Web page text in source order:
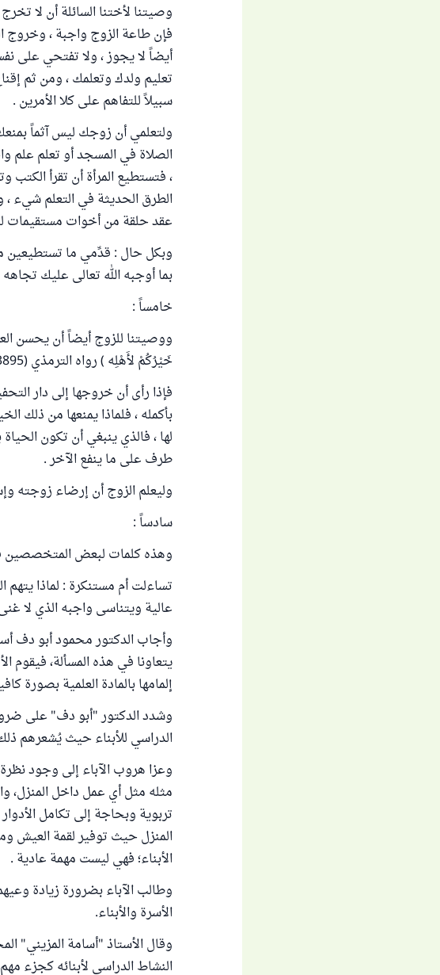
وصيتنا لأختنا السائلة أن لا
فإن طاعة الزوج واجبة ، وخروج
أيضاً لا يجوز ، ولا تفتحي على
تعليم ولدك وتعلمك ، ومن ثم
سبيلاً للتفاهم على كلا الأمرين .
ولتعلمي أن زوجك ليس آثماً
الصلاة في المسجد أو تعلم علم
، فتستطيع المرأة أن تقرأ الكتب
الطرق الحديثة في التعلم شيء ،
عقد حلقة من أخوات مستقيمات
وبكل حال : قدِّمي ما تستطيعين
بما أوجبه الله تعالى عليك
خامساً :
ووصيتنا للزوج أيضاً أن يحسن
خَيْرُكُمْ لأَهْلِه ) رواه الترمذي (3895) وصححه الألباني في سلسلة الأحاديث الصحيحة (385) .
فإذا رأى أن خروجها إلى دار
بأكمله ، فلماذا يمنعها من ذلك
لها ، فالذي ينبغي أن تكون
طرف على ما ينفع الآخر .
وليعلم الزوج أن إرضاء زوجته
سادساً :
وهذه كلمات لبعض المتخصصين في
تساءلت أم مستنكرة : لماذا
عالية ويتناسى واجبه الذي لا
وأجاب الدكتور محمود أبو دف
يتعاونا في هذه المسألة، فيقوم
إلمامها بالمادة العلمية بصورة
وشدد الدكتور "أبو دف" على
الدراسي للأبناء حيث يُشعرهم
وعزا هروب الآباء إلى وجود
مثله مثل أي عمل داخل المنزل،
تربوية وبحاجة إلى تكامل
المنزل حيث توفير لقمة العيش
الأبناء؛ فهي ليست مهمة عادية .
وطالب الآباء بضرورة زيادة
الأسرة والأبناء.
وقال الأستاذ "أسامة المزيني"
النشاط الدراسي لأبنائه كجزء